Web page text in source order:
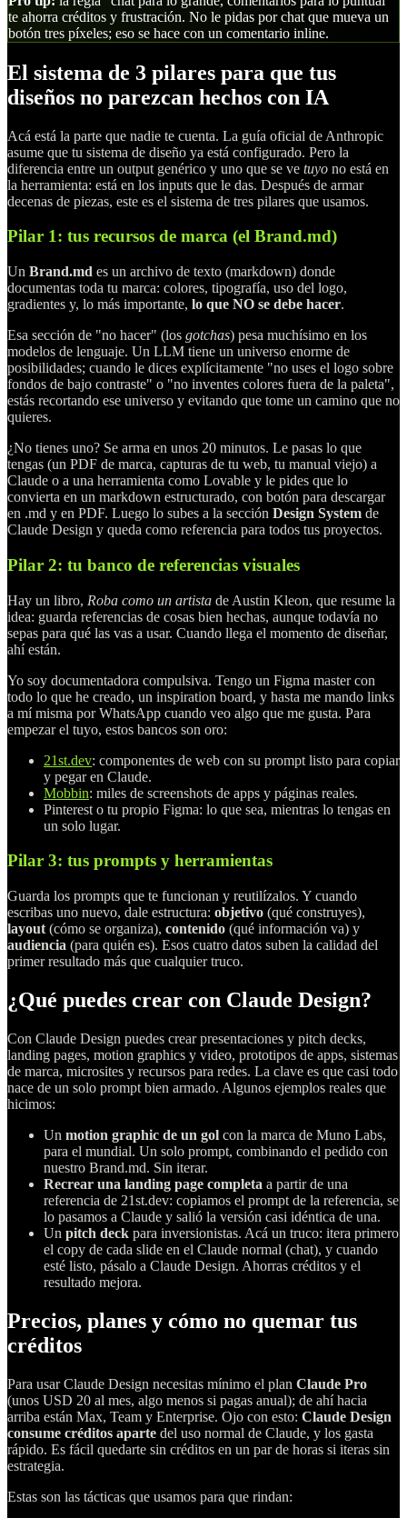
te ahorra créditos y frustración. No le pidas por chat que mueva un
botón tres píxeles; eso se hace con un comentario inline.
El sistema de 3 pilares para que tus
diseños no parezcan hechos con IA
Acá está la parte que nadie te cuenta. La guía oficial de Anthropic
asume que tu sistema de diseño ya está configurado. Pero la
diferencia entre un output genérico y uno que se ve tuyo no está en
la herramienta: está en los inputs que le das. Después de armar
decenas de piezas, este es el sistema de tres pilares que usamos.
Pilar 1: tus recursos de marca (el Brand.md)
Un Brand.md es un archivo de texto (markdown) donde
documentas toda tu marca: colores, tipografía, uso del logo,
gradientes y, lo más importante, lo que NO se debe hacer.
Esa sección de "no hacer" (los gotchas) pesa muchísimo en los
modelos de lenguaje. Un LLM tiene un universo enorme de
posibilidades; cuando le dices explícitamente "no uses el logo sobre
fondos de bajo contraste" o "no inventes colores fuera de la paleta",
estás recortando ese universo y evitando que tome un camino que no
quieres.
¿No tienes uno? Se arma en unos 20 minutos. Le pasas lo que
tengas (un PDF de marca, capturas de tu web, tu manual viejo) a
Claude o a una herramienta como Lovable y le pides que lo
convierta en un markdown estructurado, con botón para descargar
en .md y en PDF. Luego lo subes a la sección Design System de
Claude Design y queda como referencia para todos tus proyectos.
Pilar 2: tu banco de referencias visuales
Hay un libro, Roba como un artista de Austin Kleon, que resume la
idea: guarda referencias de cosas bien hechas, aunque todavía no
sepas para qué las vas a usar. Cuando llega el momento de diseñar,
ahí están.
Yo soy documentadora compulsiva. Tengo un Figma master con
todo lo que he creado, un inspiration board, y hasta me mando links
a mí misma por WhatsApp cuando veo algo que me gusta. Para
empezar el tuyo, estos bancos son oro:
21st.dev: componentes de web con su prompt listo para copiar
y pegar en Claude.
Mobbin: miles de screenshots de apps y páginas reales.
Pinterest o tu propio Figma: lo que sea, mientras lo tengas en
un solo lugar.
Pilar 3: tus prompts y herramientas
Guarda los prompts que te funcionan y reutilízalos. Y cuando
escribas uno nuevo, dale estructura: objetivo (qué construyes),
layout (cómo se organiza), contenido (qué información va) y
audiencia (para quién es). Esos cuatro datos suben la calidad del
primer resultado más que cualquier truco.
¿Qué puedes crear con Claude Design?
Con Claude Design puedes crear presentaciones y pitch decks,
landing pages, motion graphics y video, prototipos de apps, sistemas
de marca, microsites y recursos para redes. La clave es que casi todo
nace de un solo prompt bien armado. Algunos ejemplos reales que
hicimos:
Un motion graphic de un gol con la marca de Muno Labs,
para el mundial. Un solo prompt, combinando el pedido con
nuestro Brand.md. Sin iterar.
Recrear una landing page completa a partir de una
referencia de 21st.dev: copiamos el prompt de la referencia, se
lo pasamos a Claude y salió la versión casi idéntica de una.
Un pitch deck para inversionistas. Acá un truco: itera primero
el copy de cada slide en el Claude normal (chat), y cuando
esté listo, pásalo a Claude Design. Ahorras créditos y el
resultado mejora.
Precios, planes y cómo no quemar tus
créditos
Para usar Claude Design necesitas mínimo el plan Claude Pro
(unos USD 20 al mes, algo menos si pagas anual); de ahí hacia
arriba están Max, Team y Enterprise. Ojo con esto: Claude Design
consume créditos aparte del uso normal de Claude, y los gasta
rápido. Es fácil quedarte sin créditos en un par de horas si iteras sin
estrategia.
Estas son las tácticas que usamos para que rindan: